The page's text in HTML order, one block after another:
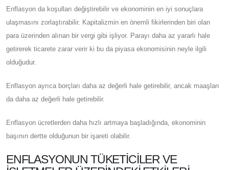
Enflasyon da koşulları değiştirebilir ve ekonominin en iyi sonuçlara
ulaşmasını zorlaştırabilir. Kapitalizmin en önemli fikirlerinden biri olan
para üzerinden alınan bir vergi gibi işliyor. Parayı daha az yararlı hale
getirerek ticarete zarar verir ki bu da piyasa ekonomisinin neyle ilgili
olduğudur.
Enflasyon ayrıca borçları daha az değerli hale getirebilir, ancak maaşları
da daha az değerli hale getirebilir.
Enflasyon ücretlerden daha hızlı artmaya başladığında, ekonominin
başının dertte olduğunun bir işareti olabilir.
ENFLASYONUN TÜKETICILER VE